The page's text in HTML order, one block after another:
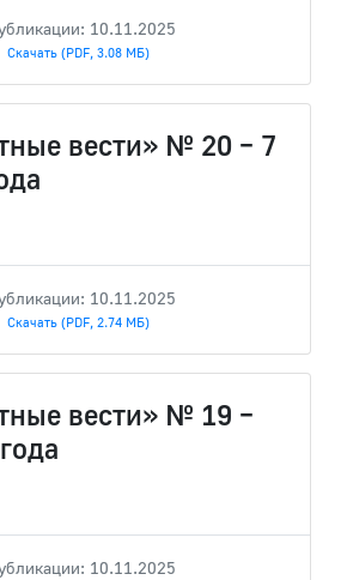
10.11.2025
Скачать (PDF, 3.08 МБ)
вести» № 20 – 7
10.11.2025
Скачать (PDF, 2.74 МБ)
вести» № 19 –
10.11.2025